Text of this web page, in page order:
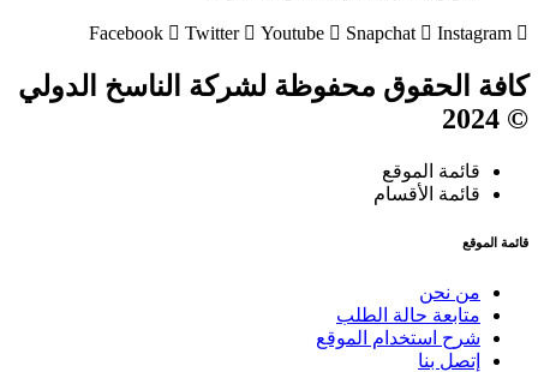
Facebook Twitter Youtube Snapchat Instagram
كافة الحقوق محفوظة لشركة الناسخ الدولي
© 2024
قائمة الموقع
قائمة الأقسام
قائمة الموقع
من نحن
متابعة حالة الطلب
شرح استخدام الموقع
إتصل بنا